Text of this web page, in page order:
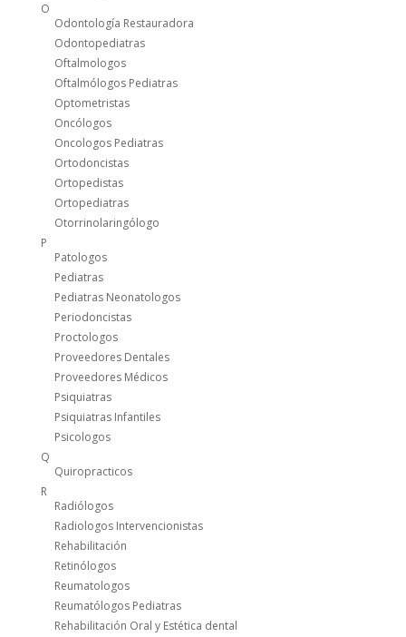
O
Odontología Restauradora
Odontopediatras
Oftalmologos
Oftalmólogos Pediatras
Optometristas
Oncólogos
Oncologos Pediatras
Ortodoncistas
Ortopedistas
Ortopediatras
Otorrinolaringólogo
P
Patologos
Pediatras
Pediatras Neonatologos
Periodoncistas
Proctologos
Proveedores Dentales
Proveedores Médicos
Psiquiatras
Psiquiatras Infantiles
Psicologos
Q
Quiropracticos
R
Radiólogos
Radiologos Intervencionistas
Rehabilitación
Retinólogos
Reumatologos
Reumatólogos Pediatras
Rehabilitación Oral y Estética dental